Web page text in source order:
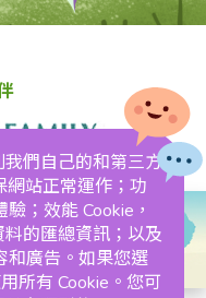
們自己的和第三方
網站正常運作；功
；效能 Cookie，
的匯總資訊；以及
和廣告。如果您選
所有 Cookie。您可